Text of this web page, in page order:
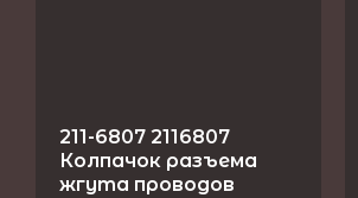
211-6807 2116807
Колпачок разъема
жгута проводов